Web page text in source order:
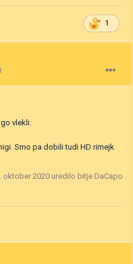
1
vlekli:
Smo pa dobili tudi HD rimejk
oktober 2020 uredilo bitje DaCapo